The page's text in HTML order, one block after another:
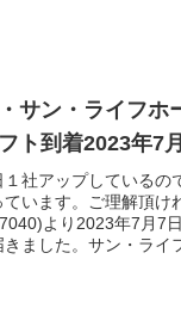
サン・ライフホ
ト到着2023年7月
社アップしているの
ています。ご理解頂け
より2023年7月7
きました。サン・ライ